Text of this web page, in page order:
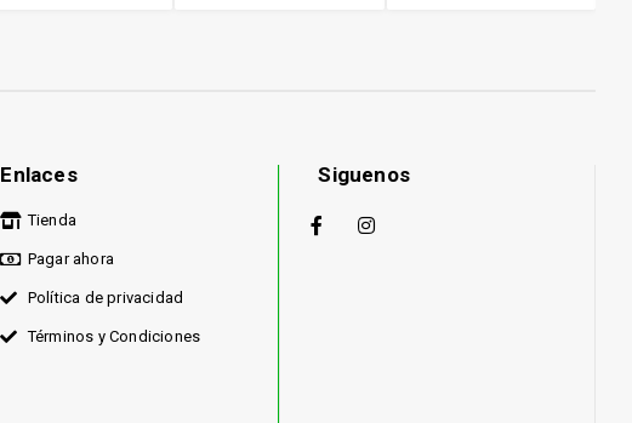
Enlaces
Tienda
Pagar ahora
Política de privacidad
Términos y Condiciones
Siguenos